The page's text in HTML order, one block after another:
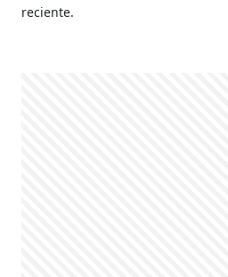
reciente.